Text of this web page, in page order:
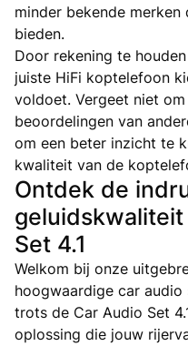
minder bekende
bieden.
Door rekening te
juiste HiFi koptelefoon
voldoet. Vergeet niet
beoordelingen van
om een beter inzicht te
kwaliteit van de
Ontdek de
Set 4.1
Welkom bij onze
hoogwaardige car audio
trots de Car Audio Set
oplossing die jouw